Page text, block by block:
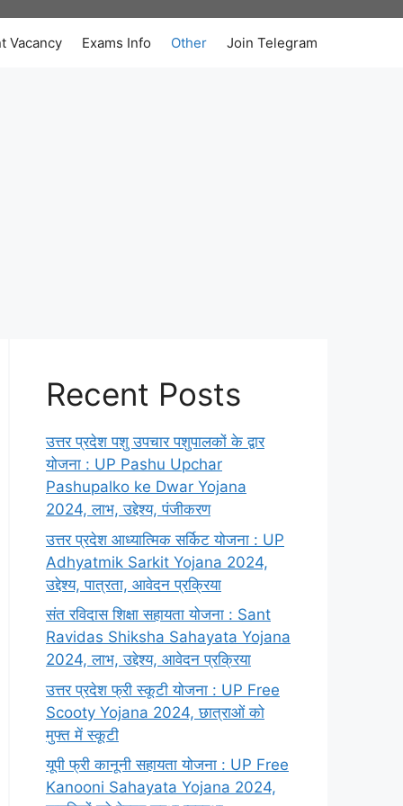
Vacancy Exams Info Other Join Telegram
Recent Posts
उत्तर प्रदेश पशु उपचार पशुपालकों के द्वार
योजना : UP Pashu Upchar
Pashupalko ke Dwar Yojana
2024, लाभ, उद्देश्य, पंजीकरण
उत्तर प्रदेश आध्यात्मिक सर्किट योजना : UP
Adhyatmik Sarkit Yojana 2024,
उद्देश्य, पात्रता, आवेदन प्रक्रिया
संत रविदास शिक्षा सहायता योजना : Sant
Ravidas Shiksha Sahayata Yojana
2024, लाभ, उद्देश्य, आवेदन प्रक्रिया
उत्तर प्रदेश फ्री स्कूटी योजना : UP Free
Scooty Yojana 2024, छात्राओं को
मुफ्त में स्कूटी
यूपी फ्री कानूनी सहायता योजना : UP Free
Kanooni Sahayata Yojana 2024,